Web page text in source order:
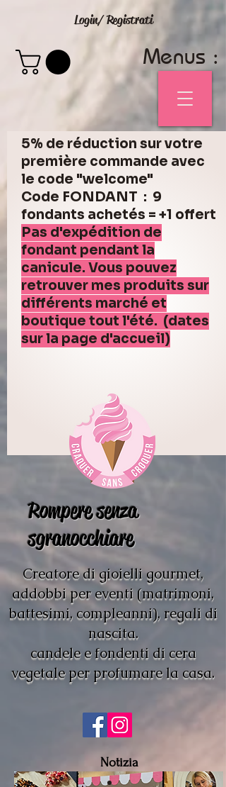
Login/ Registrati
Menus :
5% de réduction sur votre
première commande avec
le code "welcome"
Code FONDANT : 9
fondants achetés = +1 offert
Pas d'expédition de
fondant pendant la
canicule. Vous pouvez
retrouver mes produits sur
différents marché et
boutique tout l'été. (dates
sur la page d'accueil)
Rompere senza
sgranocchiare
Creatore di gioielli gourmet,
addobbi per eventi (matrimoni,
battesimi, compleanni), regali di
nascita.
candele e fondenti di cera
vegetale per profumare la casa.
Notizia